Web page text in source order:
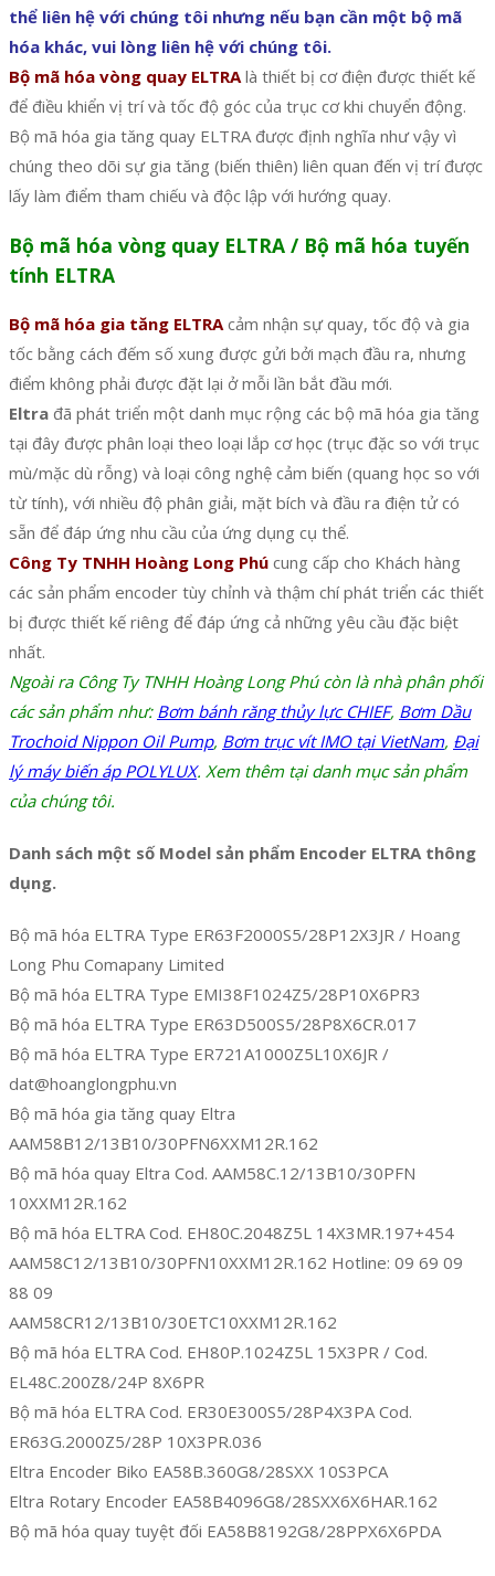
thể liên hệ với chúng tôi nhưng nếu bạn cần một bộ mã
hóa khác, vui lòng liên hệ với chúng tôi.
Bộ mã hóa vòng quay ELTRAlà thiết bị cơ điện được thiết kế
để điều khiển vị trí và tốc độ góc của trục cơ khi chuyển động.
Bộ mã hóa gia tăng quay ELTRA được định nghĩa như vậy vì
chúng theo dõi sự gia tăng (biến thiên) liên quan đến vị trí được
lấy làm điểm tham chiếu và độc lập với hướng quay.
Bộ mã hóa vòng quay ELTRA / Bộ mã hóa tuyến
tính ELTRA
Bộ mã hóa gia tăng ELTRAcảm nhận sự quay, tốc độ và gia
tốc bằng cách đếm số xung được gửi bởi mạch đầu ra, nhưng
điểm không phải được đặt lại ở mỗi lần bắt đầu mới.
Eltra đã phát triển một danh mục rộng các bộ mã hóa gia tăng
tại đây được phân loại theo loại lắp cơ học (trục đặc so với trục
mù/mặc dù rỗng) và loại công nghệ cảm biến (quang học so với
từ tính), với nhiều độ phân giải, mặt bích và đầu ra điện tử có
sẵn để đáp ứng nhu cầu của ứng dụng cụ thể.
Công Ty TNHH Hoàng Long Phú cung cấp cho Khách hàng
các sản phẩm encoder tùy chỉnh và thậm chí phát triển các thiết
bị được thiết kế riêng để đáp ứng cả những yêu cầu đặc biệt
nhất.
Ngoài ra Công Ty TNHH Hoàng Long Phú còn là nhà phân phối
các sản phẩm như: Bơm bánh răng thủy lực CHIEF, Bơm Dầu
Trochoid Nippon Oil Pump, Bơm trục vít IMO tại VietNam, Đại
lý máy biến áp POLYLUX. Xem thêm tại danh mục sản phẩm
của chúng tôi.
Danh sách một số Model sản phẩm Encoder ELTRA thông
dụng.
Bộ mã hóa ELTRA Type ER63F2000S5/28P12X3JR / Hoang
Long Phu Comapany Limited
Bộ mã hóa ELTRA Type EMI38F1024Z5/28P10X6PR3
Bộ mã hóa ELTRA Type ER63D500S5/28P8X6CR.017
Bộ mã hóa ELTRA Type ER721A1000Z5L10X6JR /
dat@hoanglongphu.vn
Bộ mã hóa gia tăng quay Eltra
AAM58B12/13B10/30PFN6XXM12R.162
Bộ mã hóa quay Eltra Cod. AAM58C.12/13B10/30PFN
10XXM12R.162
Bộ mã hóa ELTRA Cod. EH80C.2048Z5L 14X3MR.197+454
AAM58C12/13B10/30PFN10XXM12R.162 Hotline: 09 69 09
88 09
AAM58CR12/13B10/30ETC10XXM12R.162
Bộ mã hóa ELTRA Cod. EH80P.1024Z5L 15X3PR / Cod.
EL48C.200Z8/24P 8X6PR
Bộ mã hóa ELTRA Cod. ER30E300S5/28P4X3PA Cod.
ER63G.2000Z5/28P 10X3PR.036
Eltra Encoder Biko EA58B.360G8/28SXX 10S3PCA
Eltra Rotary Encoder EA58B4096G8/28SXX6X6HAR.162
Bộ mã hóa quay tuyệt đối EA58B8192G8/28PPX6X6PDA